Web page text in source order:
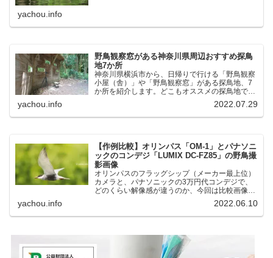
yachou.info
野鳥観察窓がある神奈川県周辺おすすめ探鳥
地7か所
神奈川県横浜市から、日帰りで行ける「野鳥観察
小屋（舎）」や「野鳥観察窓」がある探鳥地、7
か所を紹介します。どこもオススメの探鳥地で
す。実際に訪れてみると、野山にいる野鳥、海や
湖にいる野鳥それぞれ違う観察になりました。街
中にあり、電車で行ける...
yachou.info 2022.07.29
【作例比較】オリンパス「OM-1」とパナソニ
ックのコンデジ「LUMIX DC-FZ85」の野鳥撮
影画像
オリンパスのフラッグシップ（メーカー最上位）
カメラと、パナソニックの3万円代コンデジで、
どのくらい解像感が違うのか、今回は比較画像を
紹介します。私はコンデジを愛用しているのです
が、相棒がオリンパス「OM-1」を使い始めたと
ころ、同じ被写体で...
yachou.info 2022.06.10